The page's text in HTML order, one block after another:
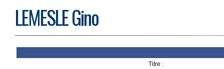
LEMESLE Gino
Titre :